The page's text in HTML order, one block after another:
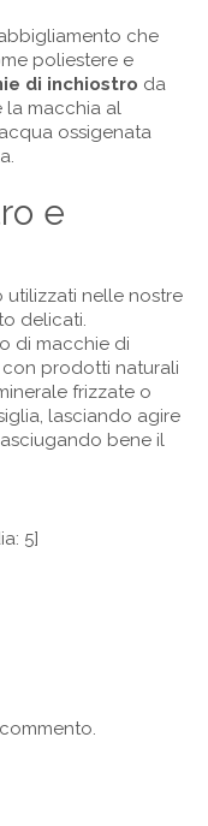
che
poliestere e
di inchiostro da
la macchia al
ossigenata
e
nelle nostre
delicati.
di macchie di
con prodotti naturali
frizzate o
lasciando agire
bene il
5]